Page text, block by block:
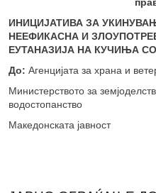
ИНИЦИЈАТИВА ЗА
НЕЕФИКАСНА И
ЕУТАНАЗИЈА НА КУЧИЊА
До: Агенцијата за храна и
Министерството за
водостопанство
Македонската јавност